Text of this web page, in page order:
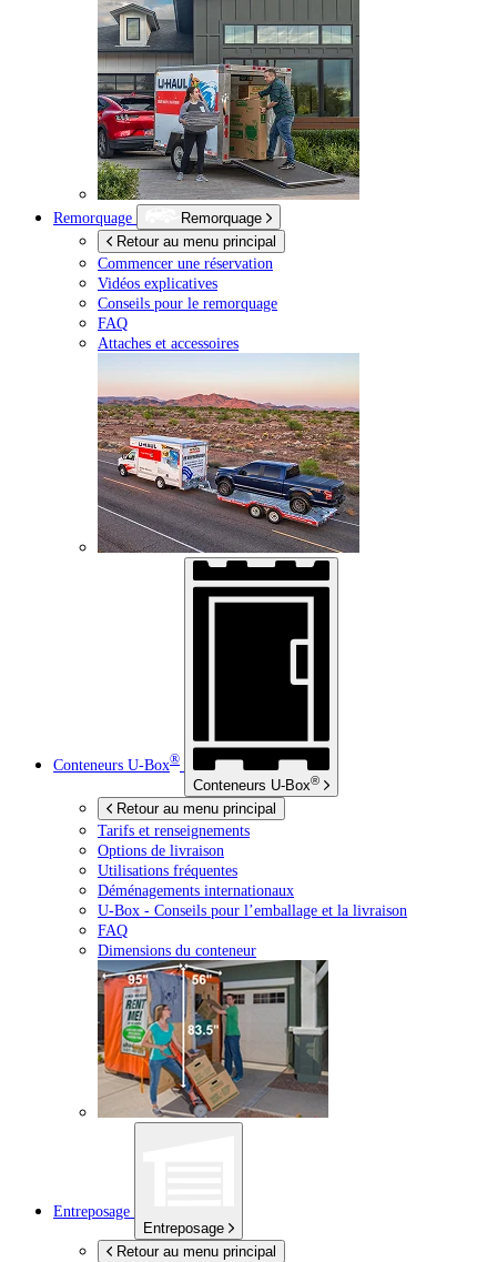
Remorquage
Remorquage
Retour au menu principal
Commencer une réservation
Vidéos explicatives
Conseils pour le remorquage
FAQ
Attaches et accessoires
Conteneurs U-Box®
Conteneurs U-Box®
Retour au menu principal
Tarifs et renseignements
Options de livraison
Utilisations fréquentes
Déménagements internationaux
U-Box - Conseils pour l’emballage et la livraison
FAQ
Dimensions du conteneur
Entreposage
Entreposage
Retour au menu principal